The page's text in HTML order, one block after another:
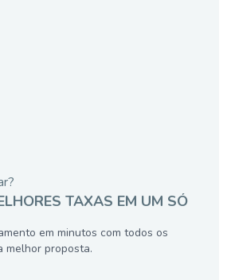
TAXAS EM UM SÓ
em minutos com todos os
melhor proposta.